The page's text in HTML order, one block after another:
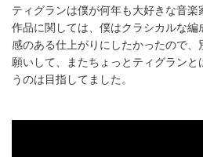
ティグランは僕が何年も大好きな音
作品に関しては、僕はクラシカルな
感のある仕上がりにしたかったので
願いして、またちょっとティグラン
うのは目指してました。